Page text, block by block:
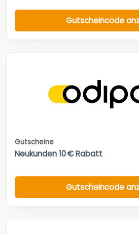
Gutscheincode
Gutscheine
Neukunden 10 € Rabatt
Gutscheincode